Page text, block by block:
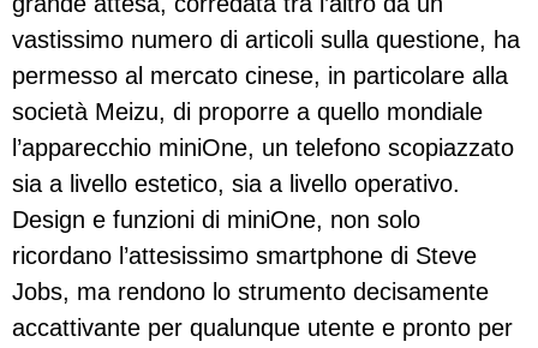
vastissimo numero di articoli sulla questione, ha
permesso al mercato cinese, in particolare alla
società Meizu, di proporre a quello mondiale
l’apparecchio miniOne, un telefono scopiazzato
sia a livello estetico, sia a livello operativo.
Design e funzioni di miniOne, non solo
ricordano l’attesissimo smartphone di Steve
Jobs, ma rendono lo strumento decisamente
accattivante per qualunque utente e pronto per